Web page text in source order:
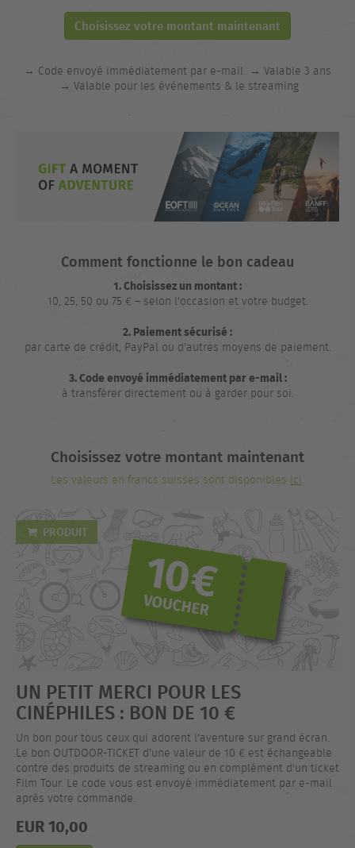
Choisissez votre montant maintenant
→ Code envoyé immédiatement par e-mail → Valable 3 ans
→ Valable pour les événements & le streaming
Comment fonctionne le bon cadeau
1. Choisissez un montant :
10, 25, 50 ou 75 € – selon l'occasion et votre budget.
2. Paiement sécurisé :
par carte de crédit, PayPal ou d'autres moyens de paiement.
3. Code envoyé immédiatement par e-mail :
à transférer directement ou à garder pour soi.
Choisissez votre montant maintenant
Les valeurs en francs suisses sont disponibles ici.
PRODUIT
UN PETIT MERCI POUR LES
CINÉPHILES : BON DE 10 €
Un bon pour tous ceux qui adorent l'aventure sur grand écran.
Le bon OUTDOOR-TICKET d'une valeur de 10 € est échangeable
contre des produits de streaming ou en complément d'un ticket
Film Tour. Le code vous est envoyé immédiatement par e-mail
après votre commande.
EUR 10,00